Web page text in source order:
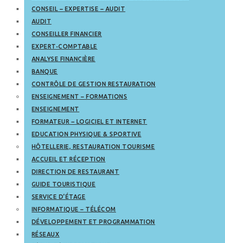
CONSEIL – EXPERTISE – AUDIT
AUDIT
CONSEILLER FINANCIER
EXPERT-COMPTABLE
ANALYSE FINANCIÈRE
BANQUE
CONTRÔLE DE GESTION RESTAURATION
ENSEIGNEMENT – FORMATIONS
ENSEIGNEMENT
FORMATEUR – LOGICIEL ET INTERNET
EDUCATION PHYSIQUE & SPORTIVE
HÔTELLERIE, RESTAURATION TOURISME
ACCUEIL ET RÉCEPTION
DIRECTION DE RESTAURANT
GUIDE TOURISTIQUE
SERVICE D’ÉTAGE
INFORMATIQUE – TÉLÉCOM
DÉVELOPPEMENT ET PROGRAMMATION
RÉSEAUX